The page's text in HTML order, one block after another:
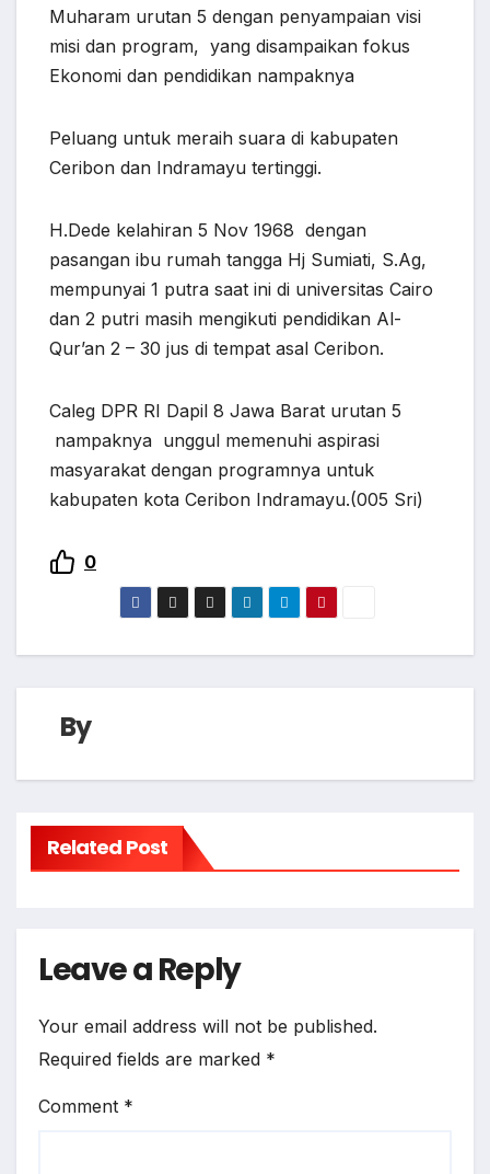
Muharam urutan 5 dengan penyampaian visi
misi dan program, yang disampaikan fokus
Ekonomi dan pendidikan nampaknya
Peluang untuk meraih suara di kabupaten
Ceribon dan Indramayu tertinggi.
H.Dede kelahiran 5 Nov 1968 dengan
pasangan ibu rumah tangga Hj Sumiati, S.Ag,
mempunyai 1 putra saat ini di universitas Cairo
dan 2 putri masih mengikuti pendidikan Al-
Qur’an 2 – 30 jus di tempat asal Ceribon.
Caleg DPR RI Dapil 8 Jawa Barat urutan 5
nampaknya unggul memenuhi aspirasi
masyarakat dengan programnya untuk
kabupaten kota Ceribon Indramayu.(005 Sri)
0
By
Related Post
Leave a Reply
Your email address will not be published.
Required fields are marked *
Comment *